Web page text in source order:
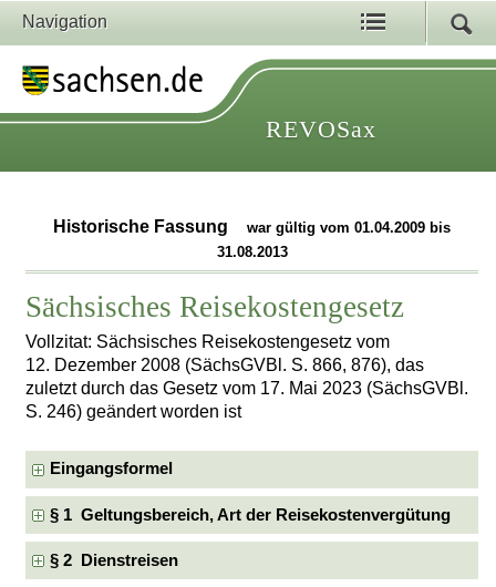
Navigation
REVOSax
Historische Fassung
war gültig vom 01.04.2009 bis
31.08.2013
Sächsisches Reisekostengesetz
Vollzitat: Sächsisches Reisekostengesetz vom
12. Dezember 2008 (SächsGVBl. S. 866, 876), das
zuletzt durch das Gesetz vom 17. Mai 2023 (SächsGVBl.
S. 246) geändert worden ist
Eingangsformel
§ 1 Geltungsbereich, Art der Reisekostenvergütung
§ 2 Dienstreisen